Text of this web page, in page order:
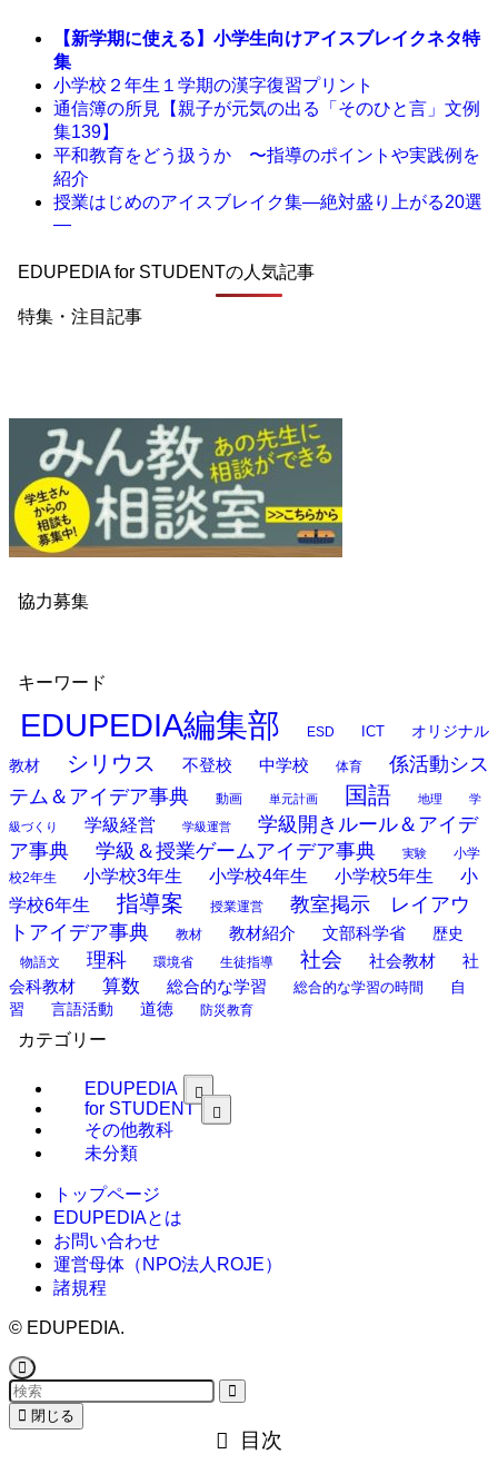
【新学期に使える】小学生向けアイスブレイクネタ特
集
小学校２年生１学期の漢字復習プリント
通信簿の所見【親子が元気の出る「そのひと言」文例
集139】
平和教育をどう扱うか 〜指導のポイントや実践例を
紹介
授業はじめのアイスブレイク集―絶対盛り上がる20選
―
EDUPEDIA for STUDENTの人気記事
特集・注目記事
協力募集
キーワード
EDUPEDIA編集部 ESD ICT
オリジナル
教材
シリウス 不登校 中学校 体育
係活動シス
テム＆アイデア事典
動画 単元計画 国語 地理 学
級づくり 学級経営 学級運営
学級開きルール＆アイデ
ア事典
学級＆授業ゲームアイデア事典 実験
小学
校2年生
小学校3年生 小学校4年生 小学校5年生
小
学校6年生
指導案 授業運営
教室掲示 レイアウ
トアイデア事典
教材 教材紹介 文部科学省 歴史
物語文 理科 環境省 生徒指導 社会 社会教材
社
会科教材
算数 総合的な学習 総合的な学習の時間
自
習
言語活動 道徳 防災教育
カテゴリー
EDUPEDIA
for STUDENT
その他教科
未分類
トップページ
EDUPEDIAとは
お問い合わせ
運営母体（NPO法人ROJE）
諸規程
© EDUPEDIA.
閉じる
目次